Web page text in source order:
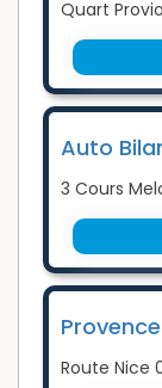
Quart
Auto
3 Cours
Route Nice